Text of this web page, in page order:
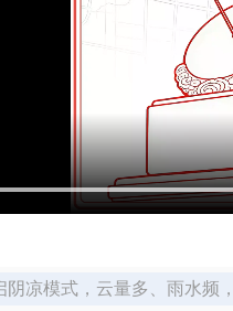
阴凉模式，云量多、雨水频